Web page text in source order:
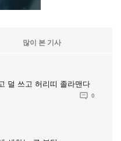
많이 본 기사
덜 쓰고 허리띠 졸라맨다
0